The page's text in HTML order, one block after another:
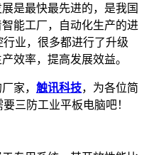
是最快最先进的，是我国
能工厂，自动化生产的进
业，很多都进行了升级
效率，提高发展效益。
家， 触讯科技，为各位简
三防工业平板电脑吧！